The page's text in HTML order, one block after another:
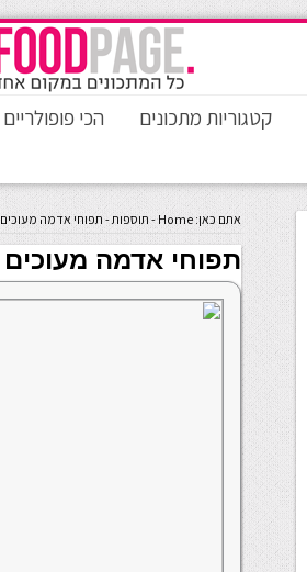
קטגוריות מתכונים הכי פופולריים
אתם כאן: Home
- תוספות- תפוחי אדמה מעוכים
תפוחי אדמה מעוכים